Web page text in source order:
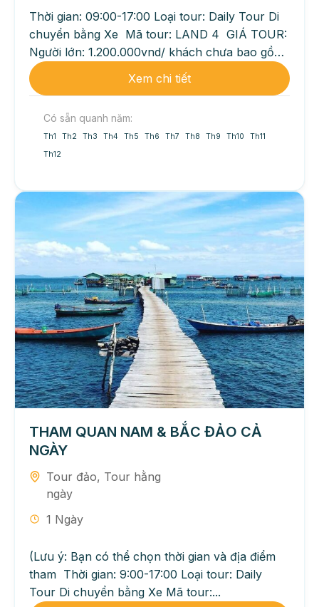
Thời gian: 09:00-17:00 Loại tour: Daily Tour Di
chuyển bằng Xe Mã tour: LAND 4 GIÁ TOUR:
Người lớn: 1.200.000vnd/ khách chưa bao gồm
ăn...
Xem chi tiết
Có sẵn quanh năm:
Th1 Th2 Th3 Th4 Th5 Th6 Th7 Th8 Th9 Th10
Th11
Th12
THAM QUAN NAM & BẮC ĐẢO CẢ
NGÀY
Tour đảo, Tour hằng
ngày
1 Ngày
(Lưu ý: Bạn có thể chọn thời gian và địa điểm
tham Thời gian: 9:00-17:00 Loại tour: Daily
Tour Di chuyển bằng Xe Mã tour:...